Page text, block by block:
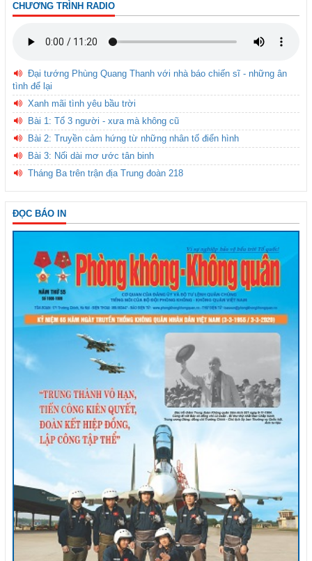
CHƯƠNG TRÌNH RADIO
Đại tướng Phùng Quang Thanh với nhà báo chiến sĩ - những ân
tình để lại
Xanh mãi tình yêu bầu trời
Bài 1: Tổ 3 người - xưa mà không cũ
Bài 2: Truyền cảm hứng từ những nhân tố điển hình
Bài 3: Nối dài mơ ước tân binh
Tháng Ba trên trận địa Trung đoàn 218
ĐỌC BÁO IN